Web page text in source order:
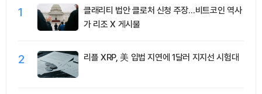
1
클래리티 법안 클로처 신청 주장…비트코인 역사
가 리조 X 게시물
2 리플 XRP, 美 입법 지연에 1달러 지지선 시험대